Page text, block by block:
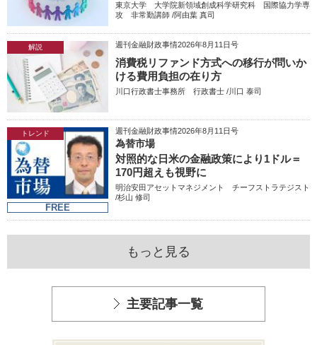
東京大学 大学院新領域創成科学研究科 国際協力学専
攻 非常勤講師 /阿由葉 真司
解説 週刊金融財政事情2026年8月11日号
消費税リファンド方式への移行が問いか
ける費用負担の在り方
川口行政書士事務所 行政書士 /川口 泰司
トレンド
FREE
週刊金融財政事情2026年8月11日号
為替市場
対照的な日米の金融政策により1ドル＝
170円超えも視野に
明治安田アセットマネジメント チーフストラテジスト
/杉山 修司
もっと見る
主要記事一覧